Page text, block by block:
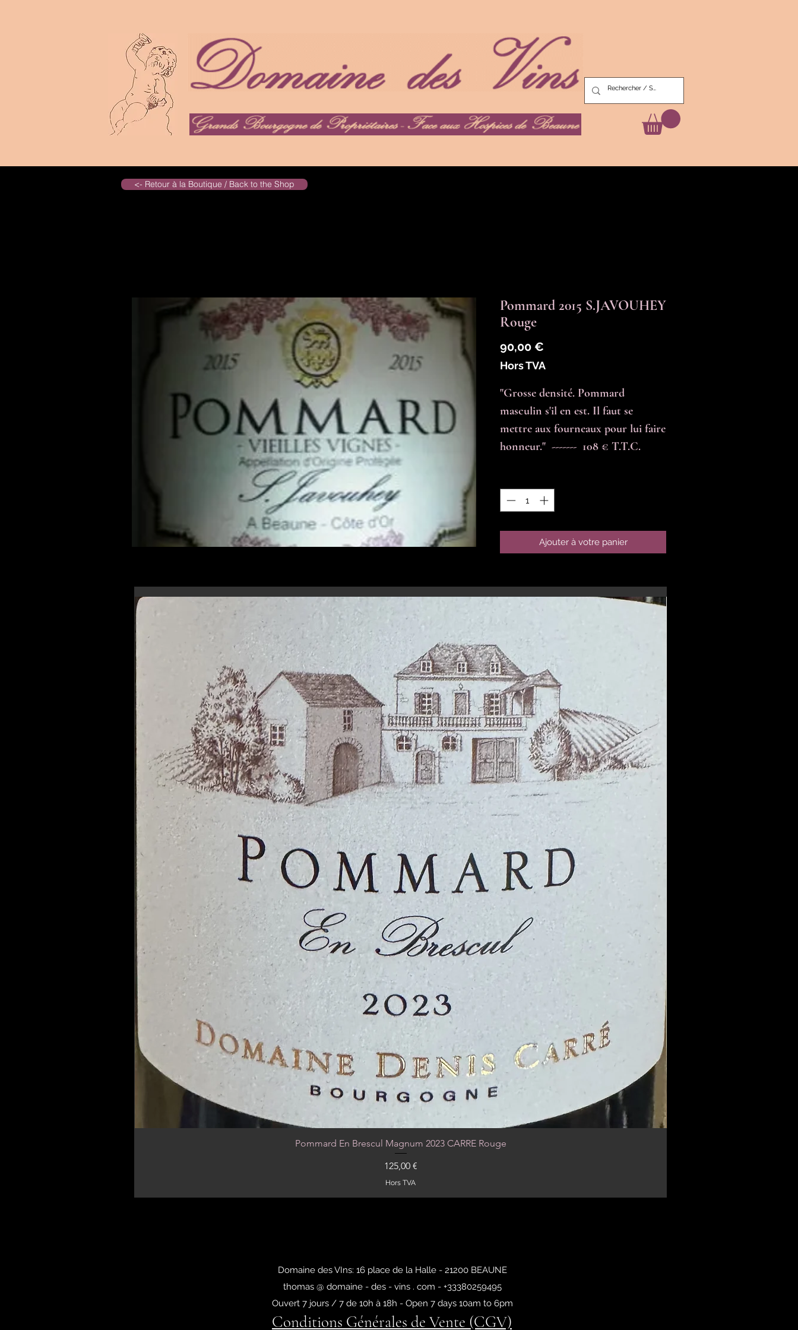
<- Retour à la Boutique / Back to the Shop
Aperçu rapide
Pommard En Brescul Magnum 2023 CARRE Rouge
Prix
125,00 €
Hors TVA
Pommard 2015 S.JAVOUHEY
Rouge
90,00 €
Hors TVA
"Grosse densité. Pommard
masculin s'il en est. Il faut se
mettre aux fourneaux pour lui faire
honneur."  -------  108 € T.T.C.
Ajouter à votre panier
Domaine des VIns: 16 place de la Halle - 21200 BEAUNE
thomas @ domaine - des - vins . com - +33380259495
Ouvert 7 jours / 7 de 10h à 18h - Open 7 days 10am to 6pm
Conditions Générales de Vente (CGV)